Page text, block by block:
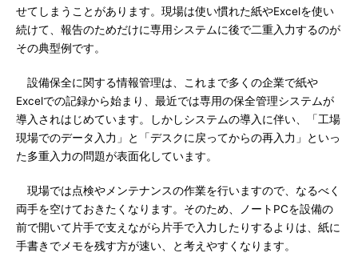
せてしまうことがあります。現場は使い慣れた紙やExcelを使い
続けて、報告のためだけに専用システムに後で二重入力するのが
その典型例です。
設備保全に関する情報管理は、これまで多くの企業で紙や
Excelでの記録から始まり、最近では専用の保全管理システムが
導入されはじめています。しかしシステムの導入に伴い、「工場
現場でのデータ入力」と「デスクに戻ってからの再入力」といっ
た多重入力の問題が表面化しています。
現場では点検やメンテナンスの作業を行いますので、なるべく
両手を空けておきたくなります。そのため、ノートPCを設備の
前で開いて片手で支えながら片手で入力したりするよりは、紙に
手書きでメモを残す方が速い、と考えやすくなります。